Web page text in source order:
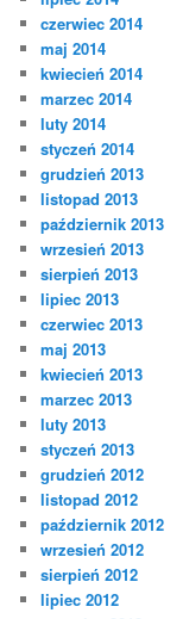
czerwiec 2014
maj 2014
kwiecień 2014
marzec 2014
luty 2014
styczeń 2014
grudzień 2013
listopad 2013
październik 2013
wrzesień 2013
sierpień 2013
lipiec 2013
czerwiec 2013
maj 2013
kwiecień 2013
marzec 2013
luty 2013
styczeń 2013
grudzień 2012
listopad 2012
październik 2012
wrzesień 2012
sierpień 2012
lipiec 2012